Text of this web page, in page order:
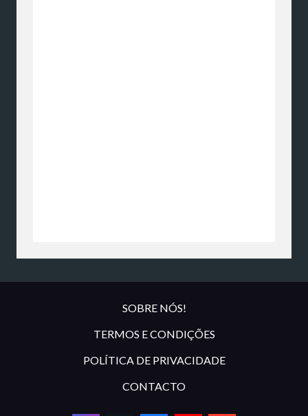
SOBRE NÓS!
TERMOS E CONDIÇÕES
POLÍTICA DE PRIVACIDADE
CONTACTO